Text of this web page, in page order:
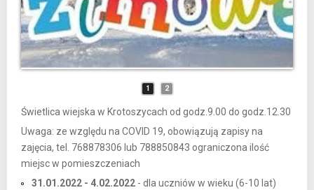
1 2
Świetlica wiejska w Krotoszycach od godz.9.00 do godz.12.30
Uwaga: ze względu na COVID 19, obowiązują zapisy na
zajęcia, tel. 768878306 lub 788850843 ograniczona ilość
miejsc w pomieszczeniach
31.01.2022 - 4.02.2022 - dla uczniów w wieku (6-10 lat)